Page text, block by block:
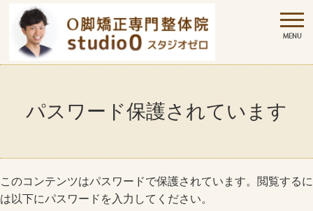
パスワード保護されています
このコンテンツはパスワードで保護されています。閲覧するに
は以下にパスワードを入力してください。